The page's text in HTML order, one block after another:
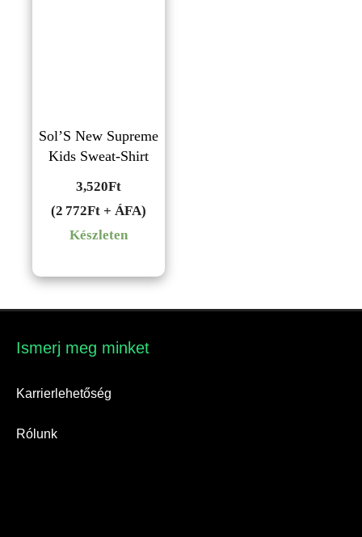
Sol’S New Supreme
Kids Sweat-Shirt
3,520Ft
(2 772Ft + ÁFA)
Készleten
Ismerj meg minket​
Karrierlehetőség
Rólunk